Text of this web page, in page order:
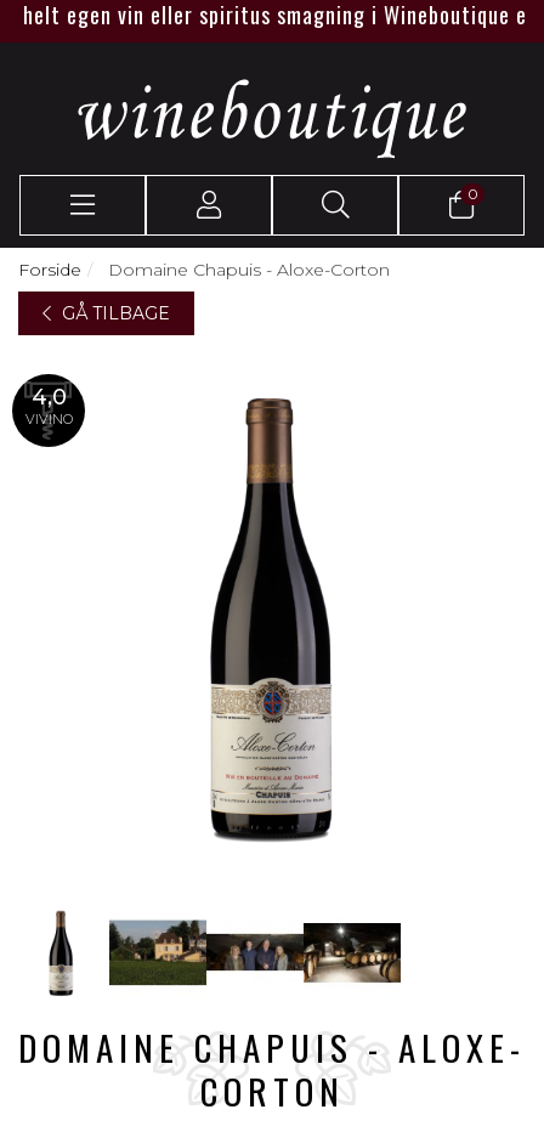
egen vin eller spiritus smagning i Wineboutique eller
0
Forside
Domaine Chapuis - Aloxe-Corton
GÅ TILBAGE
4,0
VIVINO
DOMAINE CHAPUIS - ALOXE-
CORTON